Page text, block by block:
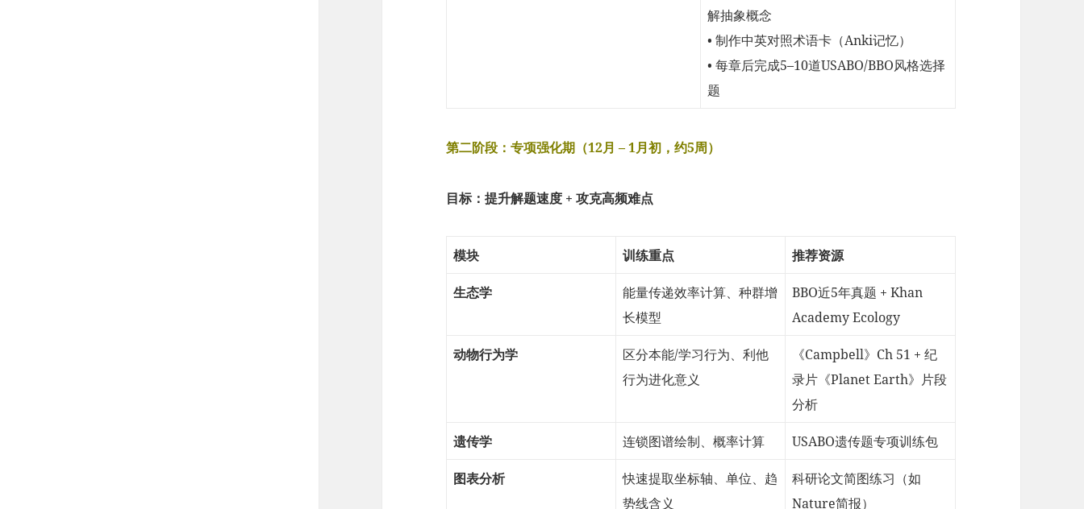
解抽象概念
• 制作中英对照术语卡（Anki记忆）
• 每章后完成5–10道USABO/BBO风格选择
题
第二阶段：专项强化期（12月 – 1月初，约5周）
目标：提升解题速度 + 攻克高频难点
模块 训练重点 推荐资源
生态学
能量传递效率计算、种群增
长模型
BBO近5年真题 + Khan
Academy Ecology
动物行为学
区分本能/学习行为、利他
行为进化意义
《Campbell》Ch 51 + 纪
录片《Planet Earth》片段
分析
遗传学 连锁图谱绘制、概率计算 USABO遗传题专项训练包
图表分析
快速提取坐标轴、单位、趋
势线含义
科研论文简图练习（如
Nature简报）